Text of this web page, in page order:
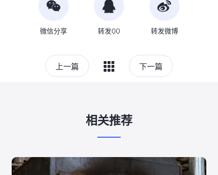
微信分享 转发QQ 转发微博
上一篇 下一篇
相关推荐